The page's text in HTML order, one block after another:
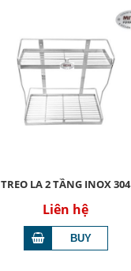
TREO LA 2 TẦNG INOX 304
Liên hệ